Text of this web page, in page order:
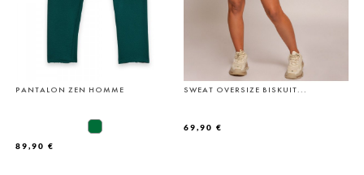
PANTALON ZEN HOMME
89,90 €
SWEAT OVERSIZE BISKUIT...
69,90 €